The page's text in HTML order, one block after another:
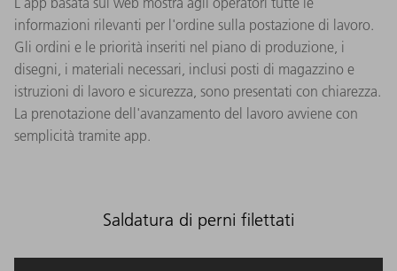
informazioni rilevanti per l'ordine sulla postazione di lavoro.
Gli ordini e le priorità inseriti nel piano di produzione, i
disegni, i materiali necessari, inclusi posti di magazzino e
istruzioni di lavoro e sicurezza, sono presentati con chiarezza.
La prenotazione dell'avanzamento del lavoro avviene con
semplicità tramite app.​
Saldatura di perni filettati